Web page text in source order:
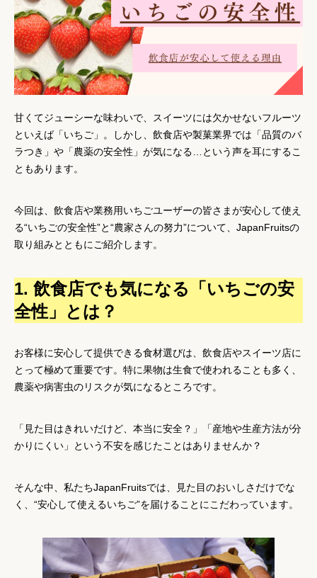
甘くてジューシーな味わいで、スイーツには欠かせないフルーツ
といえば「いちご」。しかし、飲食店や製菓業界では 「品質のバ
ラつき」 や 「農薬の安全性」 が気になる…という声を耳にするこ
ともあります。
今回は、 飲食店や業務用いちごユーザーの皆さまが安心して使え
る“いちごの安全性”と“農家さんの努力”について、JapanFruitsの
取り組みとともにご紹介します。
1. 飲食店でも気になる「いちごの安
全性」とは？
お客様に安心して提供できる食材選びは、飲食店やスイーツ店に
とって極めて重要です。特に果物は生食で使われることも多く、
農薬や病害虫のリスクが気になるところです。
「見た目はきれいだけど、本当に安全？」「産地や生産方法が分
かりにくい」という不安を感じたことはありませんか？
そんな中、私たちJapanFruitsでは、
見た目のおいしさだけでな
く、“安心して使えるいちご”を届けることにこだわっています。